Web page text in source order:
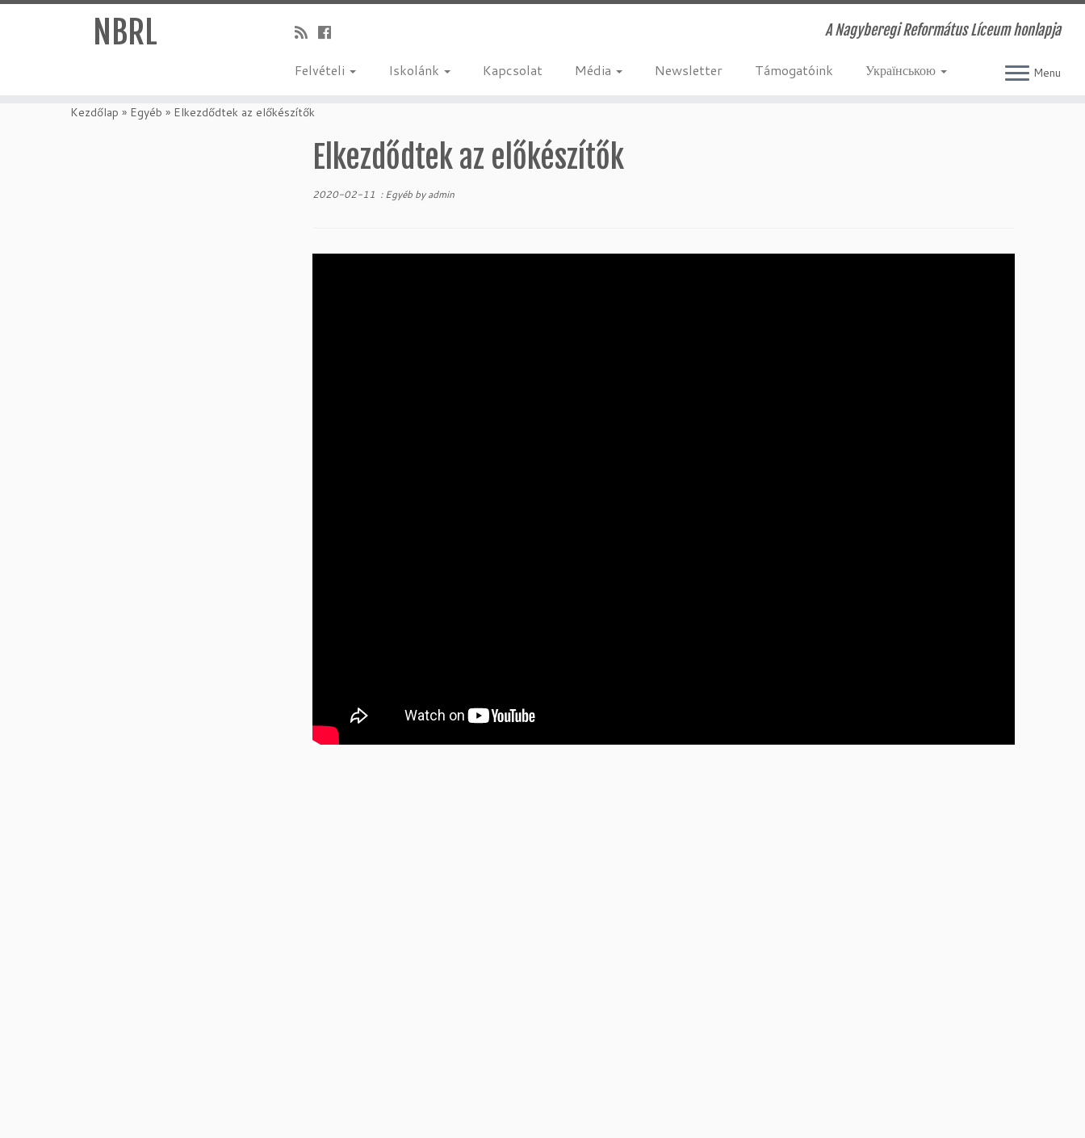
NBRL A Nagyberegi Református Líceum honlapja
Menu
Felvételi Iskolánk Kapcsolat Média Newsletter Támogatóink Українською
Kezdőlap » Egyéb » Elkezdődtek az előkészítők
Elkezdődtek az előkészítők
2020-02-11 :Egyéb byadmin